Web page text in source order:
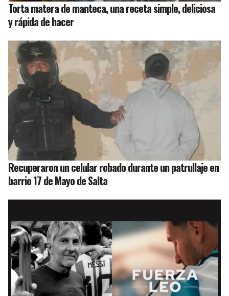
Torta matera de manteca, una receta simple, deliciosa
y rápida de hacer
Recuperaron un celular robado durante un patrullaje en
barrio 17 de Mayo de Salta